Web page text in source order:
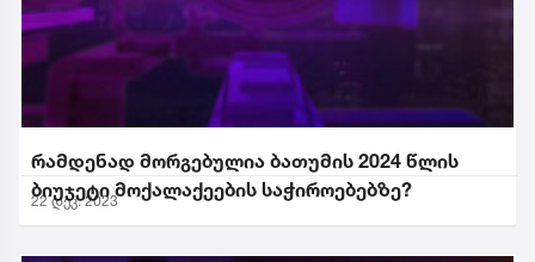
რამდენად მორგებულია ბათუმის 2024 წლის
ბიუჯეტი მოქალაქეების საჭიროებებზე?
22 დეკ. 2023